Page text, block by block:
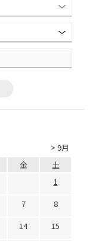
> 9月
金
土
1
7
8
14
15